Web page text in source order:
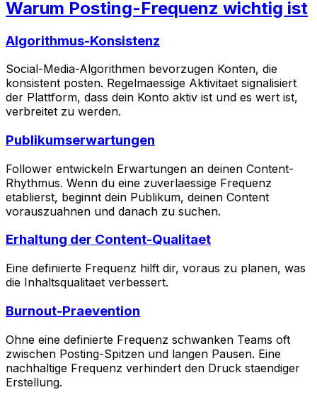
Warum Posting-Frequenz wichtig ist
Algorithmus-Konsistenz
Social-Media-Algorithmen bevorzugen Konten, die
konsistent posten. Regelmaessige Aktivitaet signalisiert
der Plattform, dass dein Konto aktiv ist und es wert ist,
verbreitet zu werden.
Publikumserwartungen
Follower entwickeln Erwartungen an deinen Content-
Rhythmus. Wenn du eine zuverlaessige Frequenz
etablierst, beginnt dein Publikum, deinen Content
vorauszuahnen und danach zu suchen.
Erhaltung der Content-Qualitaet
Eine definierte Frequenz hilft dir, voraus zu planen, was
die Inhaltsqualitaet verbessert.
Burnout-Praevention
Ohne eine definierte Frequenz schwanken Teams oft
zwischen Posting-Spitzen und langen Pausen. Eine
nachhaltige Frequenz verhindert den Druck staendiger
Erstellung.